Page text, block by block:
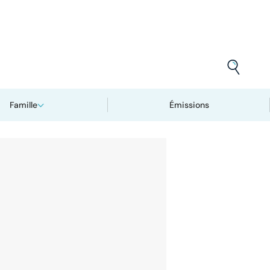
Famille Émissions